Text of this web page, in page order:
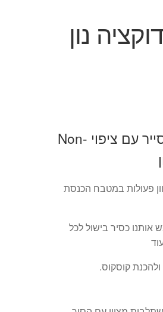
נון
סיר מרק לקוסקוס + קוסקוסייר עם ציפוי Non-
פעולות במטבח הכנסת
אותנו כסיר בישול לכל
ולהכנת קוסקוס.